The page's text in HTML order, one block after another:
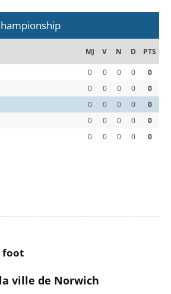
MJ V N D PTS
0 0 0 0
0
0 0 0 0
0
0 0 0 0
0
0 0 0 0
0
0 0 0 0 0
foot
ville de Norwich